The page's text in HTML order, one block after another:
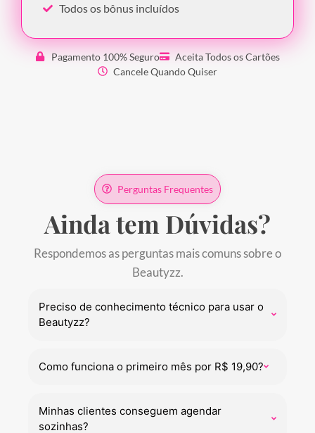
Todos os bônus incluídos
Pagamento 100% Seguro
Aceita Todos os Cartões
Cancele Quando Quiser
Perguntas Frequentes
Ainda tem Dúvidas?
Respondemos as perguntas mais comuns sobre o
Beautyzz.
Preciso de conhecimento técnico para usar o
Beautyzz?
Como funciona o primeiro mês por R$ 19,90?
Minhas clientes conseguem agendar
sozinhas?